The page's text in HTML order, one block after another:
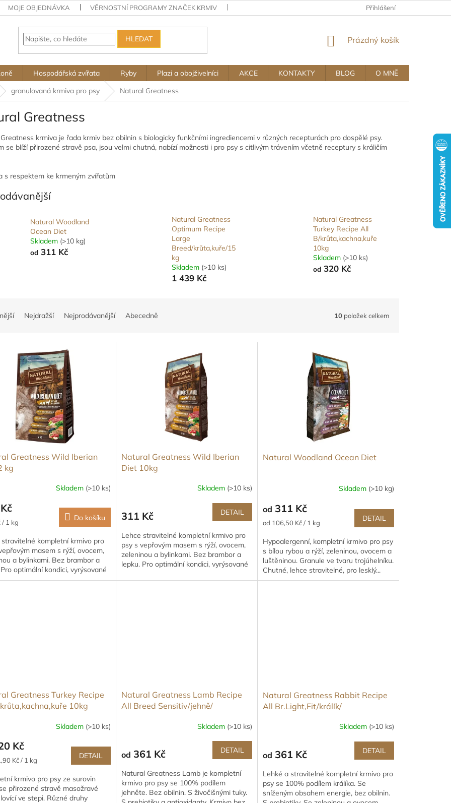
MOJE OBJEDNÁVKA VĚRNOSTNÍ PROGRAMY ZNAČEK KRMIV OBCHODNÍ A REKLAMAČNÍ PODMÍNKY
Přihlášení
HLEDAT
NÁKUPNÍ
Prázdný košík
Hospodářská zvířata Ryby Plazi a obojživelníci AKCE KONTAKTY BLOG
O MNĚ
granulovaná krmiva pro psy Natural Greatness
Greatness
krmiva je řada krmiv bez obilnin s biologicky funkčními ingrediencemi v různých recepturách pro dospělé psy.
se blíží přirozené stravě psa, jsou velmi chutná, nabízí možnosti i pro psy s citlivým trávením včetně receptury s králičím
s respektem ke krmeným zvířatům
Natural Woodland
Ocean Diet
Skladem (>10 kg)
od 311 Kč
Natural Greatness
Optimum Recipe
Large
Breed/krůta,kuře/15
kg
Skladem (>10 ks)
1 439 Kč
Natural Greatness
Turkey Recipe All
B/krůta,kachna,kuře
10kg
Skladem (>10 ks)
od320 Kč
Nejdražší Nejprodávanější Abecedně 10 položek celkem
Greatness Wild Iberian
kg
Skladem (>10 ks)
/ 1 kg Do košíku
stravitelné kompletní krmivo pro
masem s rýží, ovocem,
a bylinkami. Bez brambor a
optimální kondici, vyrýsované
Natural Greatness Wild Iberian
Diet 10kg
Skladem (>10 ks)
311 Kč DETAIL
Lehce stravitelné kompletní krmivo pro
psy s vepřovým masem s rýží, ovocem,
zeleninou a bylinkami. Bez brambor a
lepku. Pro optimální kondici, vyrýsované
Natural Woodland Ocean Diet
Skladem (>10 kg)
od 311 Kč
Měrná
od 106,50 Kč / 1 kg DETAIL
Hypoalergenní, kompletní krmivo pro psy
s bílou rybou a rýží, zeleninou, ovocem a
luštěninou. Granule ve tvaru trojúhelníku.
Chutné, lehce stravitelné, pro lesklý...
Greatness Turkey Recipe
10kg
Skladem (>10 ks)
Kč
Kč / 1 kg DETAIL
krmivo pro psy ze surovin
přirozené stravě masožravé
ve stepi. Různé druhy
Natural Greatness Lamb Recipe
All Breed Sensitiv/jehně/
Skladem (>10 ks)
od 361 Kč DETAIL
Natural Greatness Lamb je kompletní
krmivo pro psy se 100% podílem
jehněte. Bez obilnin. S živočišnými tuky.
Natural Greatness Rabbit Recipe
All Br.Light,Fit/králík/
Skladem (>10 ks)
od 361 Kč DETAIL
Lehké a stravitelné kompletní krmivo pro
psy se 100% podílem králíka. Se
sníženým obsahem energie, bez obilnin.